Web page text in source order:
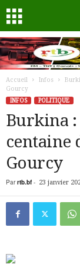
Accueil Infos
Gourcy
INFOS
POLITIQUE
Burkina :
centaine
Gourcy
Par rtb.bf- 23 janvier